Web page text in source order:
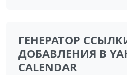
ГЕНЕРАТОР
ДОБАВЛЕНИЯ В
CALENDAR